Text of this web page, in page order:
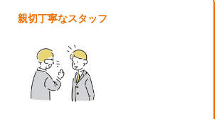
親切丁寧なスタッフ